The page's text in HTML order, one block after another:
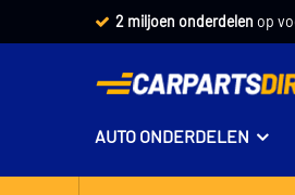
Vandaag besteld, morgen
2 miljoen onderdelen op
AUTO ONDERDELEN